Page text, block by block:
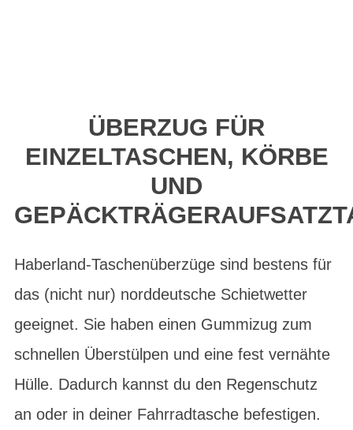
ÜBERZUG FÜR
EINZELTASCHEN, KÖRBE
UND
Haberland-Taschenüberzüge sind bestens für
das (nicht nur) norddeutsche Schietwetter
geeignet. Sie haben einen Gummizug zum
schnellen Überstülpen und eine fest vernähte
Hülle. Dadurch kannst du den Regenschutz
an oder in deiner Fahrradtasche befestigen.